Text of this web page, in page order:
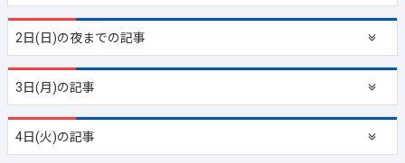
2日(日)の夜までの記事
3日(月)の記事
4日(火)の記事